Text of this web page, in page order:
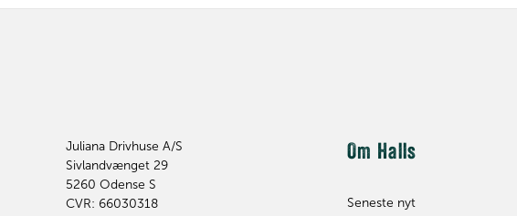
Juliana Drivhuse A/S
Sivlandvænget 29
5260 Odense S
CVR: 66030318
Om Halls
Seneste nyt